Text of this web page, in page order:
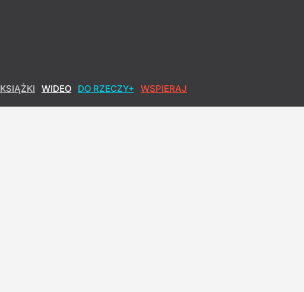
KSIĄŻKI WIDEO DO RZECZY+ WSPIERAJ